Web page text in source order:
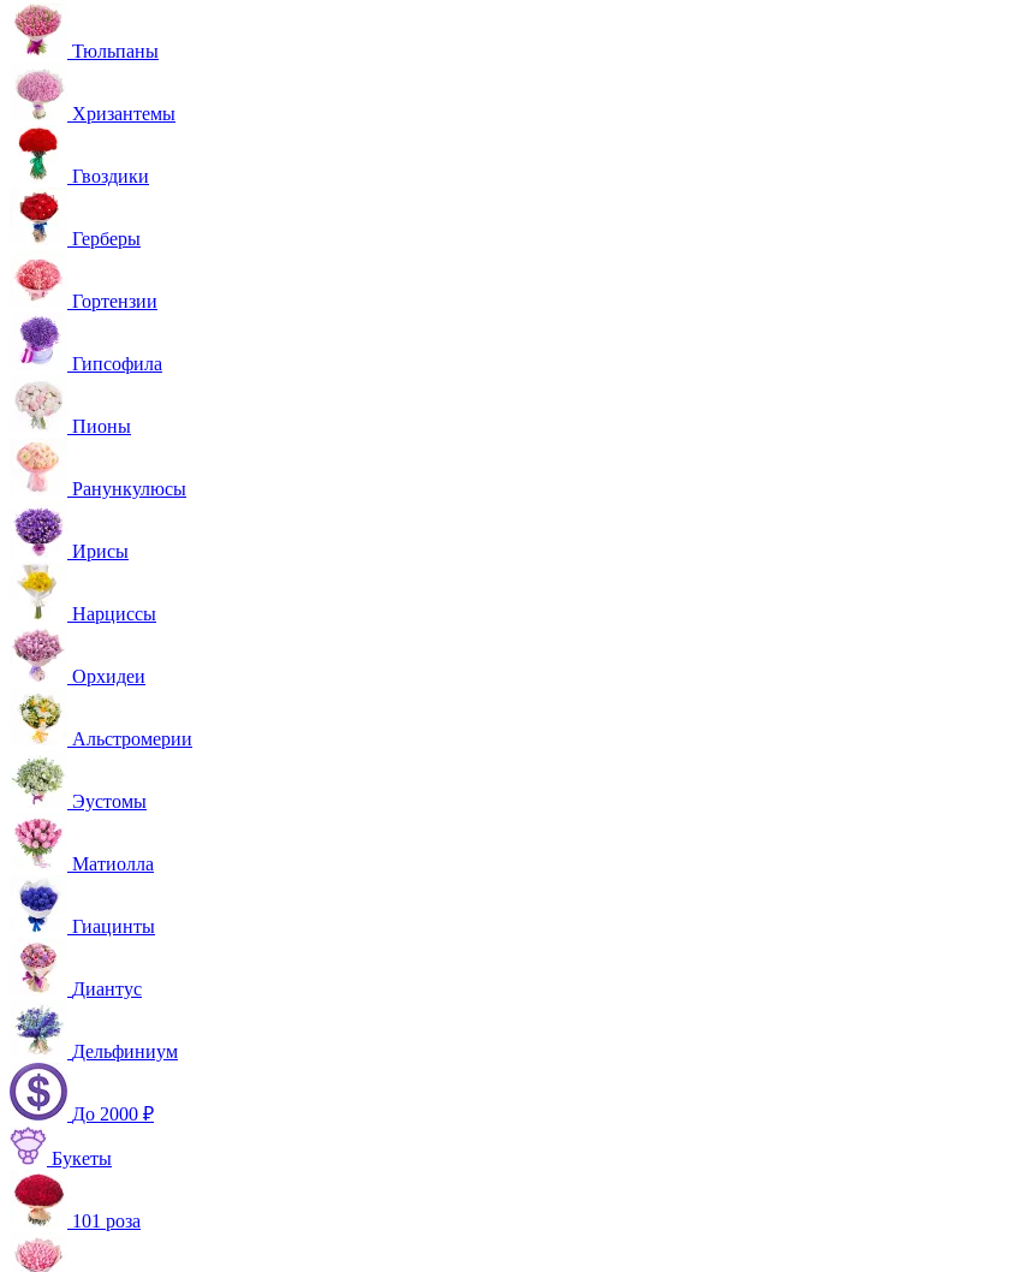
Тюльпаны
Хризантемы
Гвоздики
Герберы
Гортензии
Гипсофила
Пионы
Ранункулюсы
Ирисы
Нарциссы
Орхидеи
Альстромерии
Эустомы
Матиолла
Гиацинты
Диантус
Дельфиниум
До 2000 ₽
Букеты
101 роза